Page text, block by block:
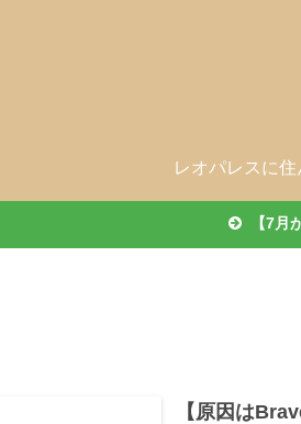
レオパレスに住
【7月
【原因は